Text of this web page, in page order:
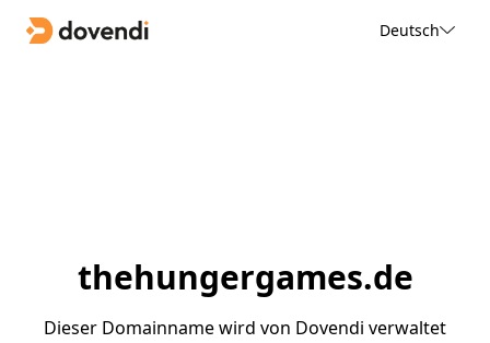
Deutsch
thehungergames.de
Dieser Domainname wird von Dovendi verwaltet